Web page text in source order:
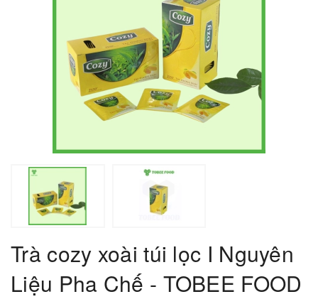
Trà cozy xoài túi lọc I Nguyên
Liệu Pha Chế - TOBEE FOOD